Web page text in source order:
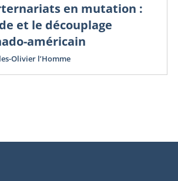
en mutation :
et le découplage
américain
Olivier l’Homme